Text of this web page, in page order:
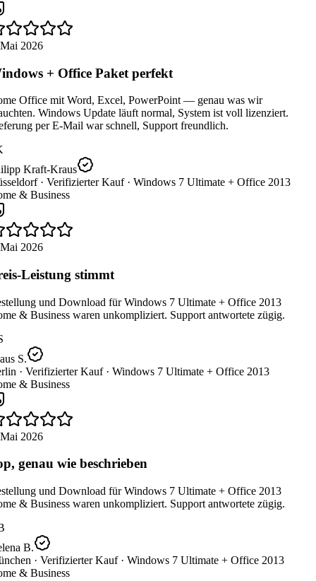
2026
+ Office Paket perfekt
Office mit Word, Excel, PowerPoint — genau was wir
Windows Update läuft normal, System ist voll lizenziert.
per E-Mail war schnell, Support freundlich.
Kraft-Kraus
· Verifizierter Kauf · Windows 7 Ultimate + Office 2013
& Business
2026
Leistung stimmt
und Download für Windows 7 Ultimate + Office 2013
& Business waren unkompliziert. Support antwortete zügig.
S.
· Verifizierter Kauf · Windows 7 Ultimate + Office 2013
& Business
2026
genau wie beschrieben
und Download für Windows 7 Ultimate + Office 2013
& Business waren unkompliziert. Support antwortete zügig.
B.
· Verifizierter Kauf · Windows 7 Ultimate + Office 2013
& Business